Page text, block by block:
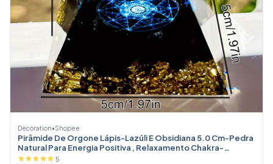
Decoration•Shopee
Pirâmide De Orgone Lápis-Lazúli E Obsidiana 5.0 Cm-Pedra
Natural Para Energia Positiva , Relaxamento Chakra-
Presente De
5